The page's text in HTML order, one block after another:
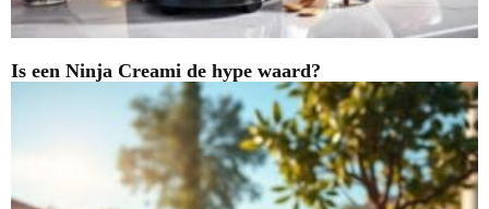
Is een Ninja Creami de hype waard?